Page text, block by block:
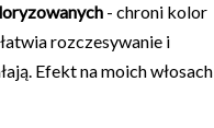
- chroni kolor
rozczesywanie i
Efekt na moich włosach